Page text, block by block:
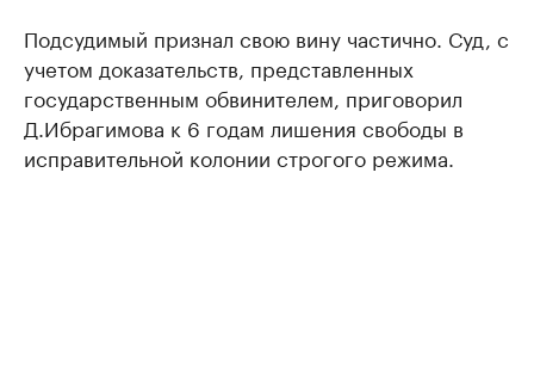
Подсудимый признал свою вину частично. Суд, с
учетом доказательств, представленных
государственным обвинителем, приговорил
Д.Ибрагимова к 6 годам лишения свободы в
исправительной колонии строгого режима.